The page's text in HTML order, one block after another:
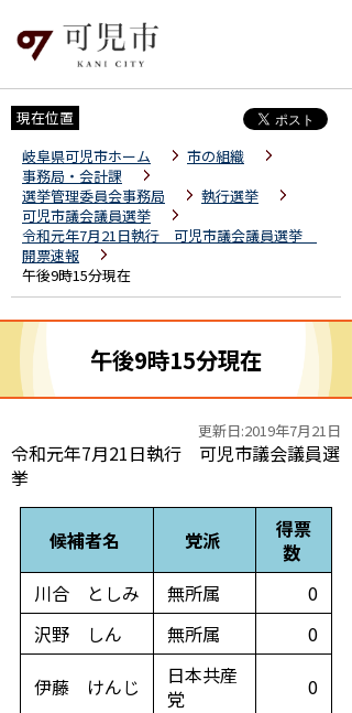
現在位置
岐阜県可児市ホーム
市の組織
事務局・会計課
選挙管理委員会事務局
執行選挙
可児市議会議員選挙
令和元年7月21日執行 可児市議会議員選挙
開票速報
午後9時15分現在
午後9時15分現在
更新日:2019年7月21日
令和元年7月21日執行 可児市議会議員選
挙
候補者名 党派
得票
数
川合 としみ
無所属
0
沢野 しん
無所属
0
伊藤 けんじ
日本共産
党
0